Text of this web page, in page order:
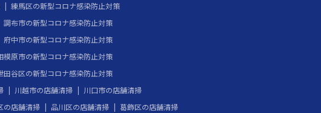
練馬区の新型コロナ感染防止対策
調布市の新型コロナ感染防止対策
府中市の新型コロナ感染防止対策
模原市の新型コロナ感染防止対策
田谷区の新型コロナ感染防止対策
川越市の店舗清掃
川口市の店舗清掃
の店舗清掃 品川区の店舗清掃
葛飾区の店舗清掃